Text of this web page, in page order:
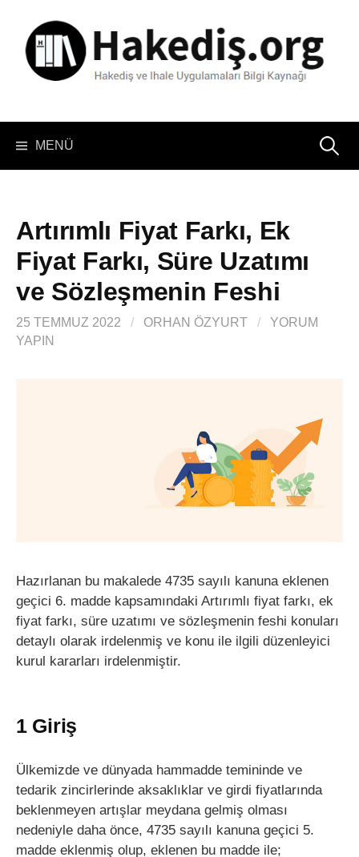
MENÜ Arama:
Artırımlı Fiyat Farkı, Ek
Fiyat Farkı, Süre Uzatımı
ve Sözleşmenin Feshi
25 TEMMUZ 2022 / ORHAN ÖZYURT /
YORUM
YAPIN
Hazırlanan bu makalede 4735 sayılı kanuna eklenen
geçici 6. madde kapsamındaki Artırımlı fiyat farkı, ek
fiyat farkı, süre uzatımı ve sözleşmenin feshi konuları
detaylı olarak irdelenmiş ve konu ile ilgili düzenleyici
kurul kararları irdelenmiştir.
1 Giriş
Ülkemizde ve dünyada hammadde temininde ve
tedarik zincirlerinde aksaklıklar ve girdi fiyatlarında
beklenmeyen artışlar meydana gelmiş olması
nedeniyle daha önce, 4735 sayılı kanuna geçici 5.
madde eklenmiş olup, eklenen bu madde ile;